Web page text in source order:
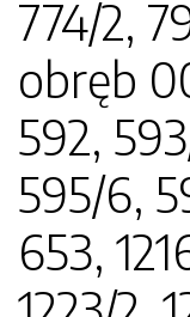
774/2,
obręb
592,
595/6,
653,